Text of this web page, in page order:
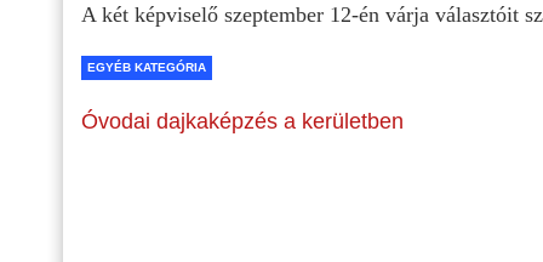
A két képviselő szeptember 12-én várja választóit
EGYÉB KATEGÓRIA
Óvodai dajkaképzés a kerületben